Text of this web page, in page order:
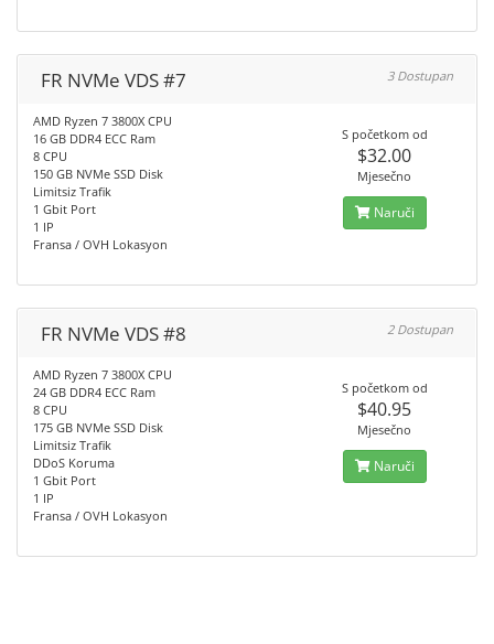
FR NVMe VDS #7 3 Dostupan
AMD Ryzen 7 3800X CPU
16 GB DDR4 ECC Ram
8 CPU
150 GB NVMe SSD Disk
Limitsiz Trafik
1 Gbit Port
1 IP
Fransa / OVH Lokasyon
S početkom od
$32.00
Mjesečno
Naruči
FR NVMe VDS #8 2 Dostupan
AMD Ryzen 7 3800X CPU
24 GB DDR4 ECC Ram
8 CPU
175 GB NVMe SSD Disk
Limitsiz Trafik
DDoS Koruma
1 Gbit Port
1 IP
Fransa / OVH Lokasyon
S početkom od
$40.95
Mjesečno
Naruči